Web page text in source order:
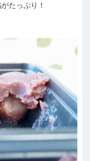
たっぷり！